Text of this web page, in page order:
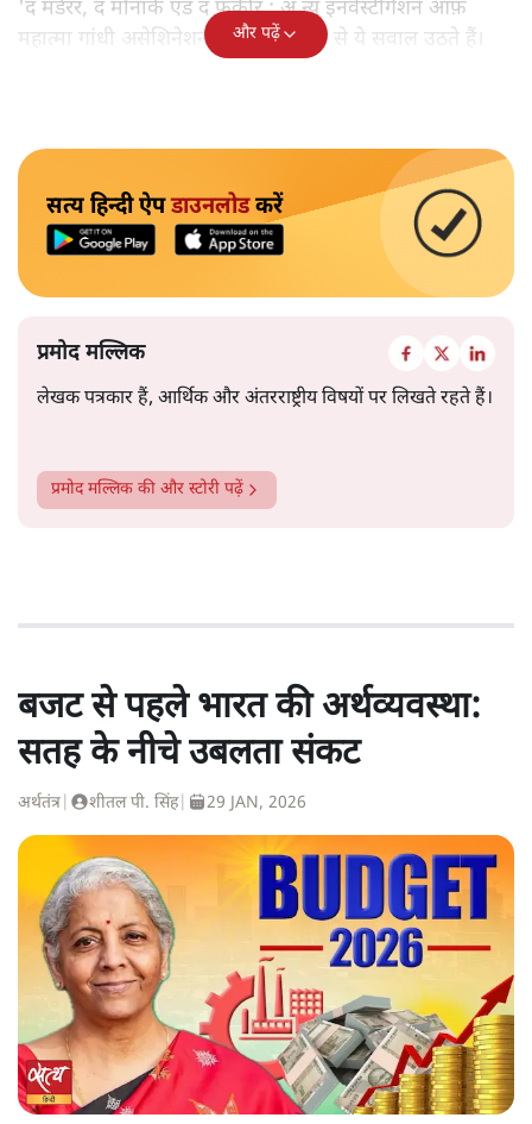
'द मर्डरर, द मोनार्क एंड द फ़कीर : अ न्यू इनवेस्टीगेशन ऑफ़
महात्मा गांधी असेशिनेशन' नामक किताब से ये सवाल उठते हैं।
और पढ़ें
सत्य हिन्दी ऐपडाउनलोडकरें
प्रमोद मल्लिक
लेखक पत्रकार हैं, आर्थिक और अंतरराष्ट्रीय विषयों पर लिखते रहते हैं।
प्रमोद मल्लिक की और स्टोरी पढ़ें
बजट से पहले भारत की अर्थव्यवस्था:
सतह के नीचे उबलता संकट
अर्थतंत्र शीतल पी. सिंह| 29 JAN, 2026